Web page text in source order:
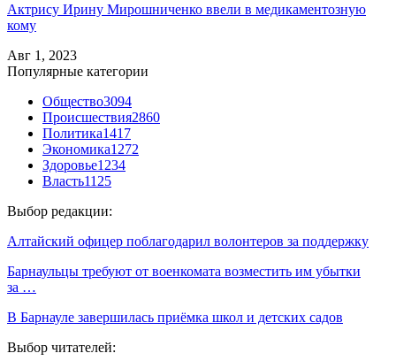
Актрису Ирину Мирошниченко ввели в медикаментозную
кому
Авг 1, 2023
Популярные категории
Общество3094
Происшествия2860
Политика1417
Экономика1272
Здоровье1234
Власть1125
Выбор редакции:
Алтайский офицер поблагодарил волонтеров за поддержку
Барнаульцы требуют от военкомата возместить им убытки
за …
В Барнауле завершилась приёмка школ и детских садов
Выбор читателей: